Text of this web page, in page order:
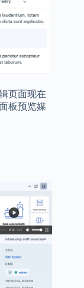
页面现在
板预览媒